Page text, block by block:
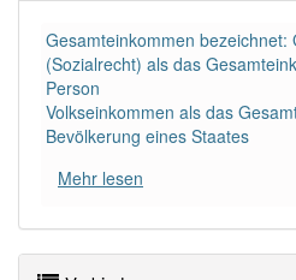
Wörter mit Endung-
einem anderen Artikel das
82% unserer Spielapp-Nutzer
korrekt erraten.
Gesamteinkommen bezeichnet:
(Sozialrecht) als das
Person
Volkseinkommen als das
Bevölkerung eines Staates
Mehr lesen